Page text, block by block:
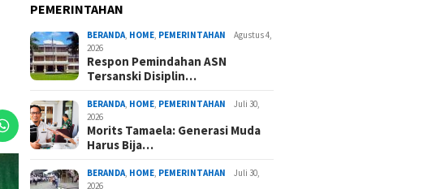
PEMERINTAHAN
BERANDA, HOME, PEMERINTAHAN
Agustus 4,
2026
Respon Pemindahan ASN
Tersanski Disiplin…
BERANDA, HOME, PEMERINTAHAN
Juli 30,
2026
Morits Tamaela: Generasi Muda
Harus Bija…
BERANDA, HOME, PEMERINTAHAN
Juli 30,
2026